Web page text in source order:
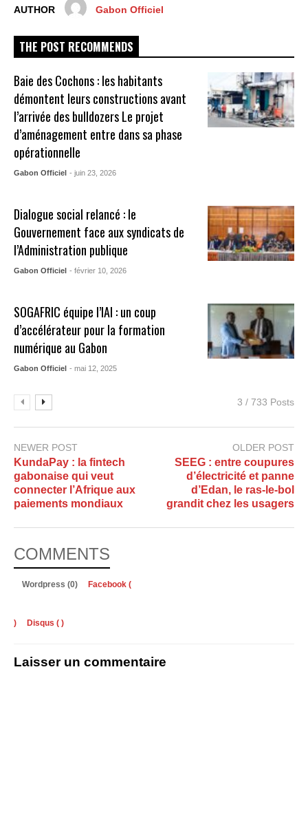
AUTHOR Gabon Officiel
THE POST RECOMMENDS
Baie des Cochons : les habitants
démontent leurs constructions avant
l’arrivée des bulldozers Le projet
d’aménagement entre dans sa phase
opérationnelle
Gabon Officiel - juin 23, 2026
Dialogue social relancé : le
Gouvernement face aux syndicats de
l’Administration publique
Gabon Officiel - février 10, 2026
SOGAFRIC équipe l’IAI : un coup
d’accélérateur pour la formation
numérique au Gabon
Gabon Officiel - mai 12, 2025
3 / 733 Posts
NEWER POST
KundaPay : la fintech
gabonaise qui veut
connecter l’Afrique aux
paiements mondiaux
OLDER POST
SEEG : entre coupures
d’électricité et panne
d’Edan, le ras-le-bol
grandit chez les usagers
COMMENTS
Wordpress (0) Facebook (
) Disqus ( )
Laisser un commentaire